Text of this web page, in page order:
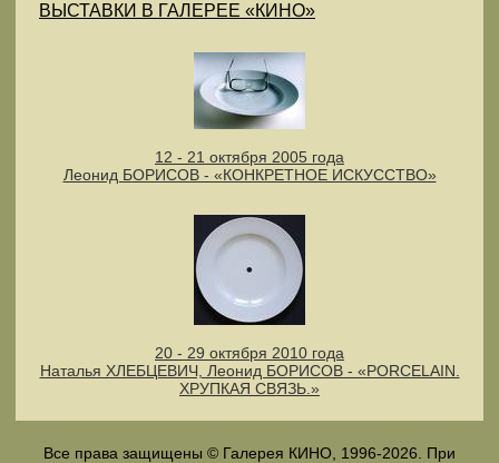
ВЫСТАВКИ В ГАЛЕРЕЕ «КИНО»
12 - 21 октября 2005 года
Леонид БОРИСОВ - «КОНКРЕТНОЕ ИСКУССТВО»
20 - 29 октября 2010 года
Наталья ХЛЕБЦЕВИЧ, Леонид БОРИСОВ - «PORCELAIN.
ХРУПКАЯ СВЯЗЬ.»
Все права защищены © Галерея КИНО, 1996-2026. При